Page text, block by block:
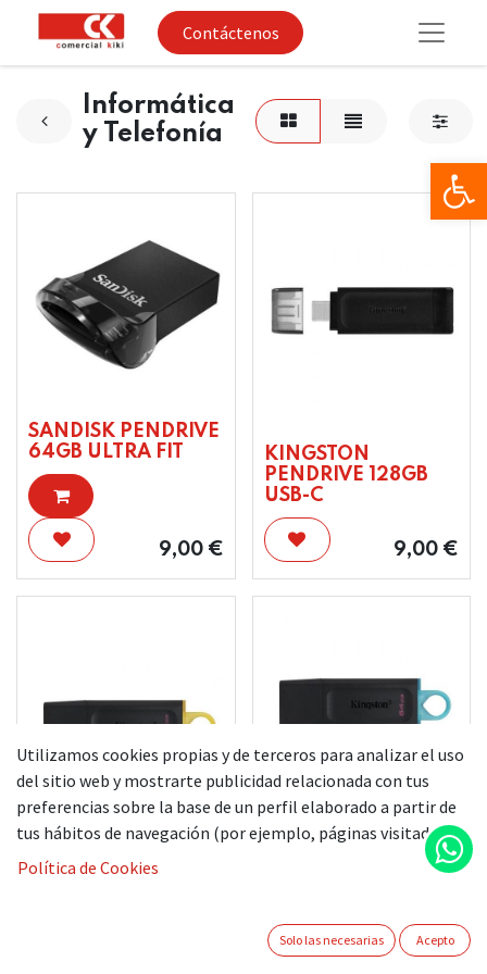
Contáctenos
Informática
y Telefonía
SANDISK PENDRIVE
64GB ULTRA FIT
9,00€
KINGSTON
PENDRIVE 128GB
USB-C
9,00 €
KINGSTON
KINGSTON
5,00€
Utilizamos cookies propias y de terceros para analizar el uso
del sitio web y mostrarte publicidad relacionada con tus
preferencias sobre la base de un perfil elaborado a partir de
tus hábitos de navegación (por ejemplo, páginas visitadas).
Política de Cookies
Solo las necesarias Acepto